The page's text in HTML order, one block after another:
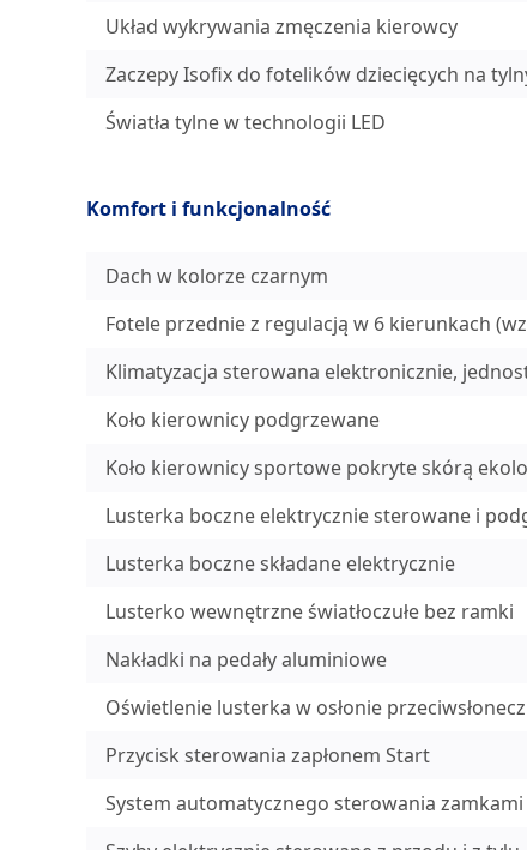
Układ wykrywania zmęczenia kierowcy
Zaczepy Isofix do fotelików dziecięcych na
Światła tylne w technologii LED
Komfort i funkcjonalność
Dach w kolorze czarnym
Fotele przednie z regulacją w 6 kierunkach
Klimatyzacja sterowana elektronicznie,
Koło kierownicy podgrzewane
Koło kierownicy sportowe pokryte skórą
Lusterka boczne elektrycznie sterowane i
Lusterka boczne składane elektrycznie
Lusterko wewnętrzne światłoczułe bez ramki
Nakładki na pedały aluminiowe
Oświetlenie lusterka w osłonie
Przycisk sterowania zapłonem Start
System automatycznego sterowania